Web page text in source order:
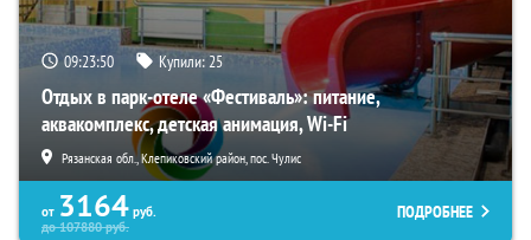
09:23:48 Купили:25
Отдых в парк-отеле «Фестиваль»: питание,
аквакомплекс, детская анимация, Wi-Fi
Рязанская обл., Клепиковский район, пос. Чулис
от 3164 руб.
до107880руб.
ПОДРОБНЕЕ